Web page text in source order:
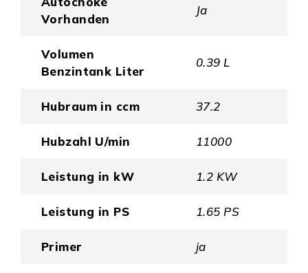
Vorhanden
Ja
Volumen
Benzintank Liter
0.39 L
Hubraum in ccm 37.2
Hubzahl U/min 11000
Leistung in kW 1.2 KW
Leistung in PS 1.65 PS
Primer ja